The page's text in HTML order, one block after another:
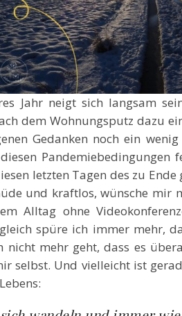
Jahr neigt sich langsam
dem Wohnungsputz dazu
Gedanken noch ein
letzten Tagen des zu
und kraftlos, wünsche mir
Alltag ohne
spüre ich immer mehr,
nicht mehr geht, dass es
selbst. Und vielleicht ist